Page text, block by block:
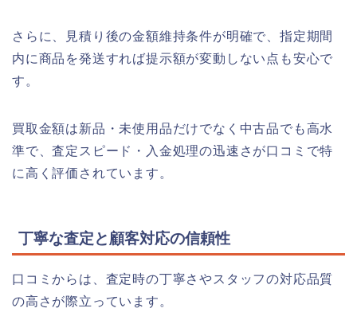
さらに、見積り後の金額維持条件が明確で、指定期間
内に商品を発送すれば提示額が変動しない点も安心で
す。
買取金額は新品・未使用品だけでなく中古品でも高水
準で、査定スピード・入金処理の迅速さが口コミで特
に高く評価されています。
丁寧な査定と顧客対応の信頼性
口コミからは、査定時の丁寧さやスタッフの対応品質
の高さが際立っています。